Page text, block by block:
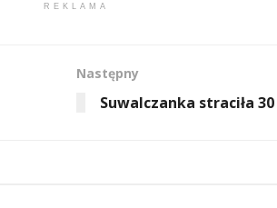
REKLAMA
Następny
Suwalczanka straciła